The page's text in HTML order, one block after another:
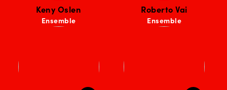
Keny Oslen
Ensemble
Roberto Vai
Ensemble